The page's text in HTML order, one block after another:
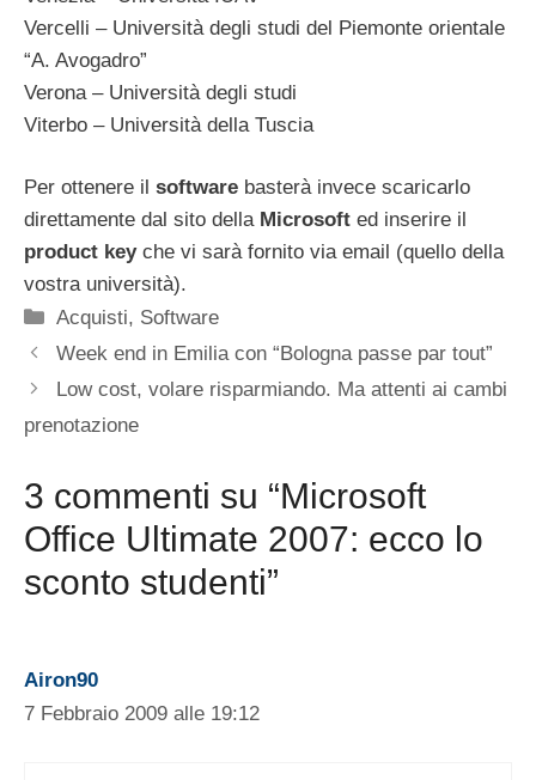
Vercelli – Università degli studi del Piemonte orientale
“A. Avogadro”
Verona – Università degli studi
Viterbo – Università della Tuscia
Per ottenere il software basterà invece scaricarlo
direttamente dal sito della Microsoft ed inserire il
product keyche vi sarà fornito via email (quello della
vostra università).
Categorie
Acquisti, Software
Week end in Emilia con “Bologna passe par tout”
Low cost, volare risparmiando. Ma attenti ai cambi
prenotazione
3 commenti su “Microsoft
Office Ultimate 2007: ecco lo
sconto studenti”
Airon90
7 Febbraio 2009 alle 19:12